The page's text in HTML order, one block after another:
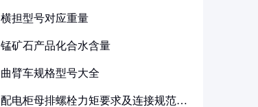
横担型号对应重量
锰矿石产品化合水含量
曲臂车规格型号大全
配电柜母排螺栓力矩要求及连接规范详